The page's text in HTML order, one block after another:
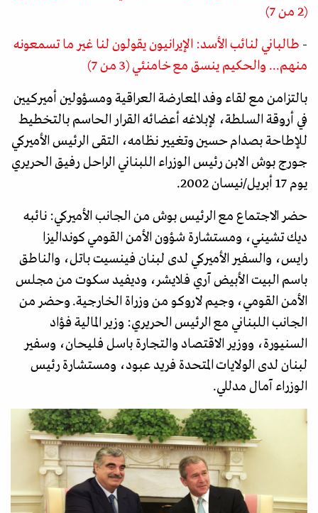
(2 من 7)
- طالباني لنائب الأسد: الإيرانيون يقولون لنا غير ما تسمعونه
منهم... والحكيم ينسق مع خامنئي (3 من 7)
بالتزامن مع لقاء وفد المعارضة العراقية ومسؤولين أميركيين
في أروقة السلطة، لإبلاغه أعضائه القرار الحاسم بالتخطيط
للإطاحة بصدام حسين وتغيير نظامه، التقى الرئيس الأميركي
جورج بوش الابن رئيس الوزراء اللبناني الراحل رفيق الحريري
يوم 17 أبريل/نيسان 2002.
حضر الاجتماع مع الرئيس بوش من الجانب الأميركي: نائبه
ديك تشيني، ومستشارة شؤون الأمن القومي كونداليزا
رايس، والسفير الأميركي لدى لبنان فينسيت باتل، والناطق
باسم البيت الأبيض آري فلايشر، وديفيد سكوت من مجلس
الأمن القومي، وجيم لاروكو من وزراة الخارجية. وحضر من
الجانب اللبناني مع الرئيس الحريري: وزير المالية فؤاد
السنيورة، ووزير الاقتصاد والتجارة باسل فليحان، وسفير
لبنان لدى الولايات المتحدة فريد عبود، ومستشارة رئيس
الوزراء آمال مدللي.